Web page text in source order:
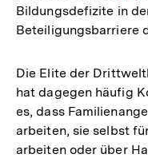
der
Bildungsdefizite in
Beteiligungsbarriere
Die Elite der
hat dagegen häufig
es, dass
arbeiten, sie selbst
arbeiten oder über